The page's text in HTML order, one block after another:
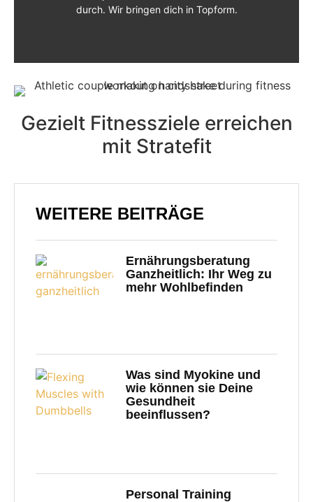
durch. Wir bringen dich in Topform.
Gezielt Fitnessziele erreichen
mit Stratefit
WEITERE BEITRÄGE
Ernährungsberatung
Ganzheitlich: Ihr Weg zu
mehr Wohlbefinden
Was sind Myokine und
wie können sie Deine
Gesundheit
beeinflussen?
Personal Training